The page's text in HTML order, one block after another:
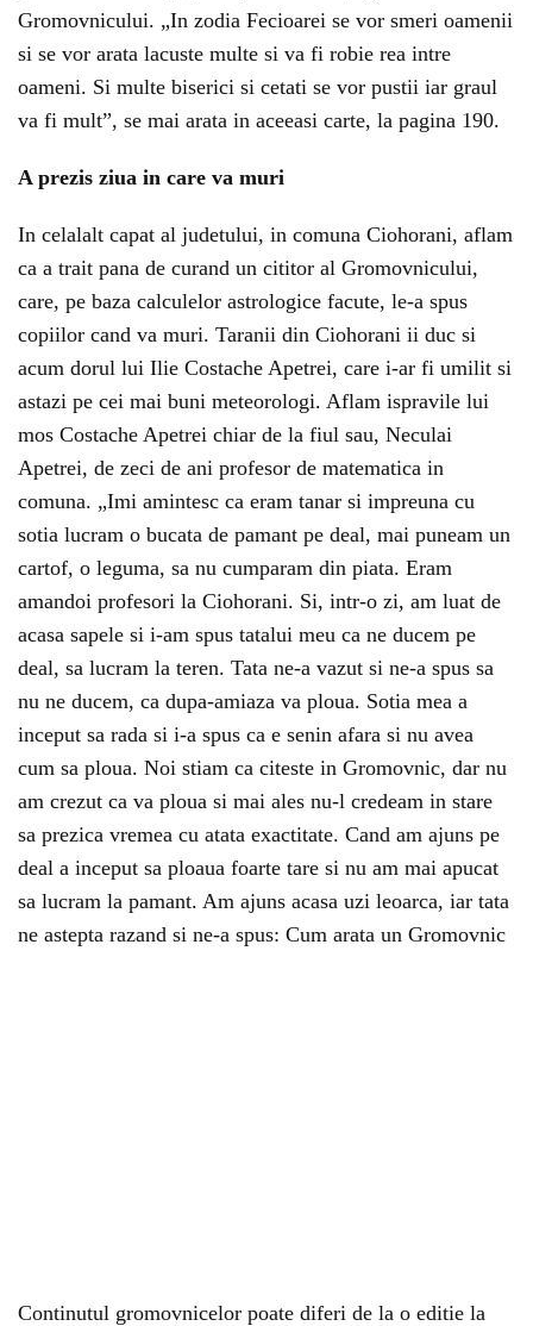
Gromovnicului. „In zodia Fecioarei se vor smeri oamenii
si se vor arata lacuste multe si va fi robie rea intre
oameni. Si multe biserici si cetati se vor pustii iar graul
va fi mult”, se mai arata in aceeasi carte, la pagina 190.
A prezis ziua in care va muri
In celalalt capat al judetului, in comuna Ciohorani, aflam
ca a trait pana de curand un cititor al Gromovnicului,
care, pe baza calculelor astrologice facute, le-a spus
copiilor cand va muri. Taranii din Ciohorani ii duc si
acum dorul lui Ilie Costache Apetrei, care i-ar fi umilit si
astazi pe cei mai buni meteorologi. Aflam ispravile lui
mos Costache Apetrei chiar de la fiul sau, Neculai
Apetrei, de zeci de ani profesor de matematica in
comuna. „Imi amintesc ca eram tanar si impreuna cu
sotia lucram o bucata de pamant pe deal, mai puneam un
cartof, o leguma, sa nu cumparam din piata. Eram
amandoi profesori la Ciohorani. Si, intr-o zi, am luat de
acasa sapele si i-am spus tatalui meu ca ne ducem pe
deal, sa lucram la teren. Tata ne-a vazut si ne-a spus sa
nu ne ducem, ca dupa-amiaza va ploua. Sotia mea a
inceput sa rada si i-a spus ca e senin afara si nu avea
cum sa ploua. Noi stiam ca citeste in Gromovnic, dar nu
am crezut ca va ploua si mai ales nu-l credeam in stare
sa prezica vremea cu atata exactitate. Cand am ajuns pe
deal a inceput sa ploaua foarte tare si nu am mai apucat
sa lucram la pamant. Am ajuns acasa uzi leoarca, iar tata
ne astepta razand si ne-a spus: Cum arata un Gromovnic
Continutul gromovnicelor poate diferi de la o editie la